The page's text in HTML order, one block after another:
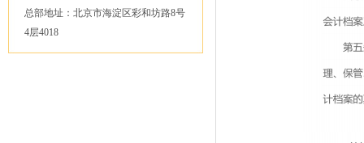
总部地址：北京市海淀区彩和坊路8号
4层4018